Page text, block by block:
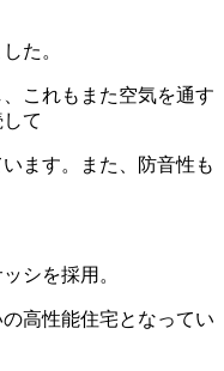
た。
これもまた空気を通す
て
ます。また、防音性も
シを採用。
高性能住宅となってい